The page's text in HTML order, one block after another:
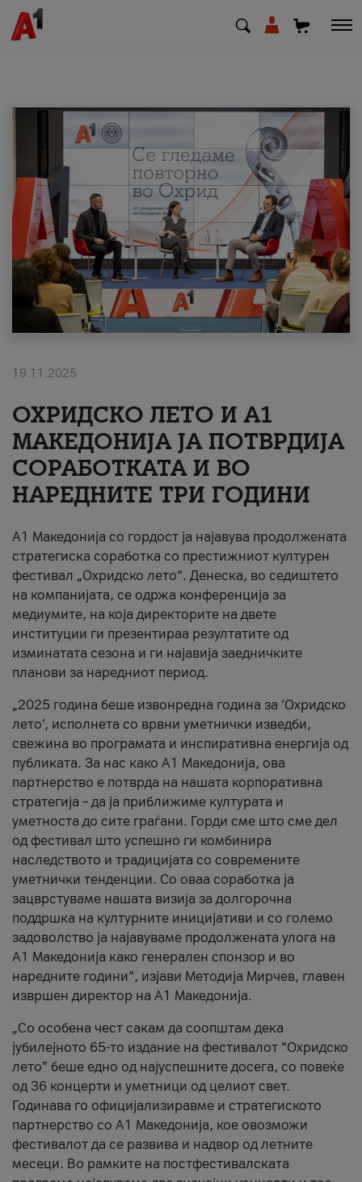
МК SQ
Приватни Деловни
Поддршка
Надополни кредит
#ПодобарОнлајн
19.11.2025
ОХРИДСКО ЛЕТО И A1
МАКЕДОНИЈА ЈА ПОТВРДИЈА
СОРАБОТКАТА И ВО
НАРЕДНИТЕ ТРИ ГОДИНИ
A1 Македонија со гордост ја најавува продолжената
стратегиска соработка со престижниот културен
фестивал „Охридско лето“. Денеска, во седиштето
на компанијата, се одржа конференција за
медиумите, на која директорите на двете
институции ги презентираа резултатите од
изминатата сезона и ги најавија заедничките
планови за наредниот период.
„2025 година беше извонредна година за ‘Охридско
лето’, исполнета со врвни уметнички изведби,
свежина во програмата и инспиративна енергија од
публиката. За нас како A1 Македонија, ова
партнерство е потврда на нашата корпоративна
стратегија – да ја приближиме културата и
уметноста до сите граѓани. Горди сме што сме дел
од фестивал што успешно ги комбинира
наследството и традицијата со современите
уметнички тенденции. Со оваа соработка ја
зацврстуваме нашата визија за долгорочна
поддршка на културните иницијативи и со големо
задоволство ја најавуваме продолжената улога на
A1 Македонија како генерален спонзор и во
наредните години“, изјави Методија Мирчев, главен
извршен директор на A1 Македонија.
„Со особена чест сакам да соопштам дека
јубилејното 65-то издание на фестивалот “Охридско
лето” беше едно од најуспешните досега, со повеќе
од 36 концерти и уметници од целиот свет.
Годинава го официјализиравме и стратегиското
партнерство со А1 Македонија, кое овозможи
фестивалот да се развива и надвор од летните
месеци. Во рамките на постфестивалската